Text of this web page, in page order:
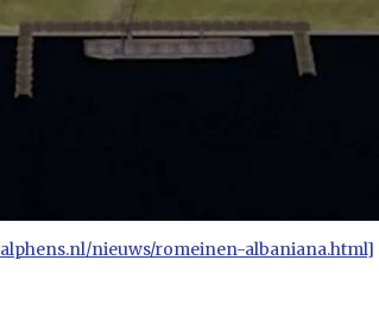
nieuws/romeinen-albaniana.html]